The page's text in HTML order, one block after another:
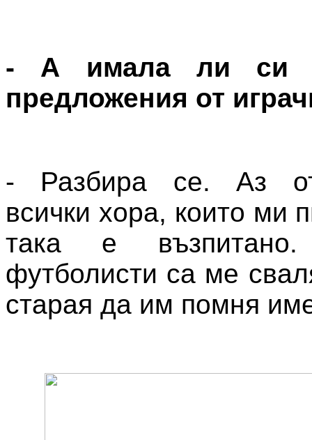
- А имала ли си
предложения от
- Разбира се. Аз
всички хора, които ми
така е
футболисти са ме
старая да им помня